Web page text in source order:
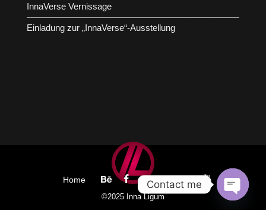
InnaVerse Vernissage
Einladung zur „InnaVerse“-Ausstellung
Home
©2025 Inna Ligum
Contact me